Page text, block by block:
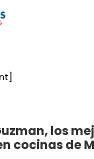
los
cocinas de